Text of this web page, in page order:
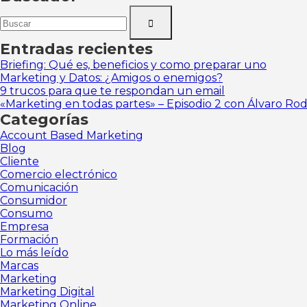
for:
Entradas recientes
Briefing: Qué es, beneficios y como preparar uno
Marketing y Datos: ¿Amigos o enemigos?
9 trucos para que te respondan un email
«Marketing en todas partes» – Episodio 2 con Álvaro
Categorías
Account Based Marketing
Blog
Cliente
Comercio electrónico
Comunicación
Consumidor
Consumo
Empresa
Formación
Lo más leído
Marcas
Marketing
Marketing Digital